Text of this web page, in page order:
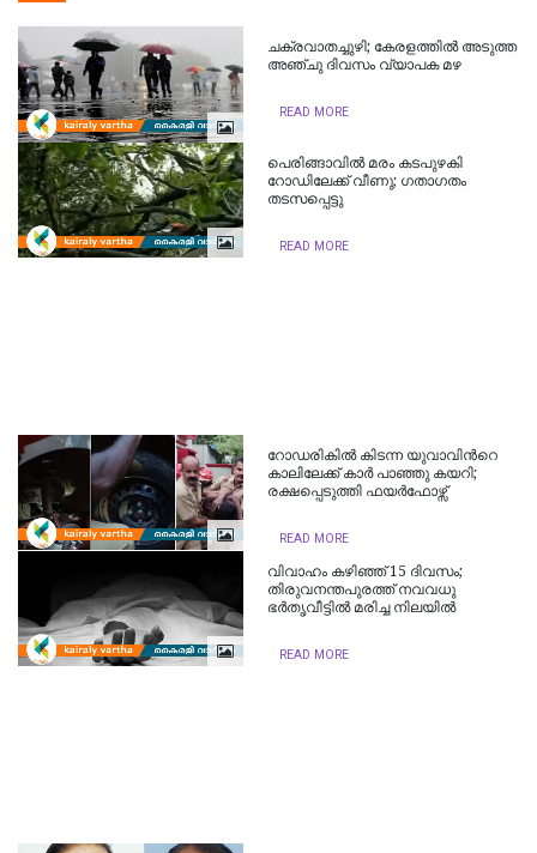
ചക്രവാതച്ചുഴി; കേരളത്തിൽ അടുത്ത
അഞ്ചു ദിവസം വ്യാപക മഴ
READ MORE
പെരിങ്ങാവിൽ മരം കടപുഴകി
റോഡിലേക്ക് വീണു; ഗതാഗതം
തടസപ്പെട്ടു
READ MORE
റോഡരികിൽ കിടന്ന യുവാവിന്‍റെ
കാലിലേക്ക് കാര്‍ പാഞ്ഞു കയറി;
രക്ഷപ്പെടുത്തി ഫയർഫോഴ്സ്
READ MORE
വിവാഹം കഴിഞ്ഞ് 15 ദിവസം;
തിരുവനന്തപുരത്ത് നവവധു
ഭർതൃവീട്ടിൽ മരിച്ച നിലയിൽ
READ MORE